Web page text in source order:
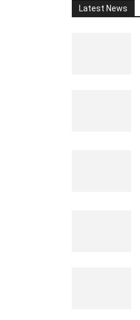
Latest News